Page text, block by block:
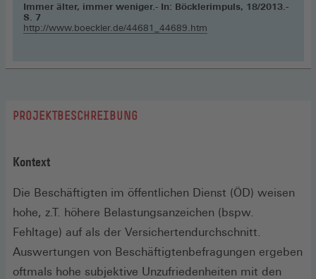
Immer älter, immer weniger.- In: Böcklerimpuls, 18/2013.-
S. 7
http://www.boeckler.de/44681_44689.htm
PROJEKTBESCHREIBUNG
Kontext
Die Beschäftigten im öffentlichen Dienst (ÖD) weisen
hohe, z.T. höhere Belastungsanzeichen (bspw.
Fehltage) auf als der Versichertendurchschnitt.
Auswertungen von Beschäftigtenbefragungen ergeben
oftmals hohe subjektive Unzufriedenheiten mit den